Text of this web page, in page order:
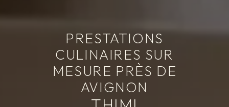
PRESTATIONS
CULINAIRES SUR
MESURE PRÈS DE
AVIGNON